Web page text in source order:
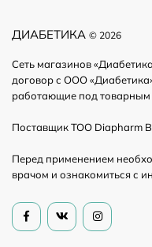
ДИАБЕТИКА © 2026
Сеть магазинов
договор с ООО
работающие под
Поставщик ТОО Diapharm
Перед применением
врачом и ознакомиться с